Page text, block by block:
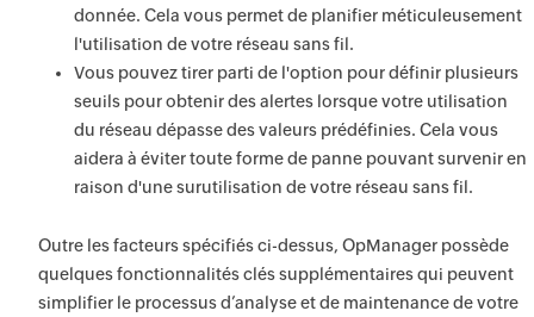
donnée. Cela vous permet de planifier méticuleusement
l'utilisation de votre réseau sans fil.
Vous pouvez tirer parti de l'option pour définir plusieurs
seuils pour obtenir des alertes lorsque votre utilisation
du réseau dépasse des valeurs prédéfinies. Cela vous
aidera à éviter toute forme de panne pouvant survenir en
raison d'une surutilisation de votre réseau sans fil.
Outre les facteurs spécifiés ci-dessus, OpManager possède
quelques fonctionnalités clés supplémentaires qui peuvent
simplifier le processus d’analyse et de maintenance de votre